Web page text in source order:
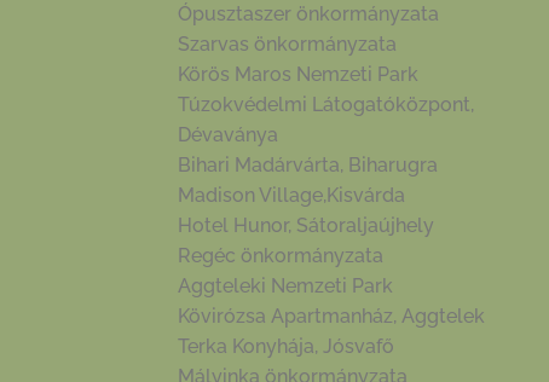
Ópusztaszer önkormányzata
Szarvas önkormányzata
Körös Maros Nemzeti Park
Túzokvédelmi Látogatóközpont,
Dévaványa
Bihari Madárvárta, Biharugra
Madison Village,Kisvárda
Hotel Hunor, Sátoraljaújhely
Regéc önkormányzata
Aggteleki Nemzeti Park
Kövirózsa Apartmanház, Aggtelek
Terka Konyhája, Jósvafő
Mályinka önkormányzata